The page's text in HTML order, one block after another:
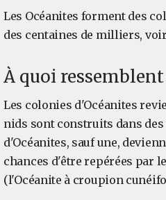
Les Océanites forment des
des centaines de milliers,
À quoi
Les colonies d'Océanites
nids sont construits dans des
d'Océanites, sauf une,
chances d'être repérées par
(l'Océanite à croupion